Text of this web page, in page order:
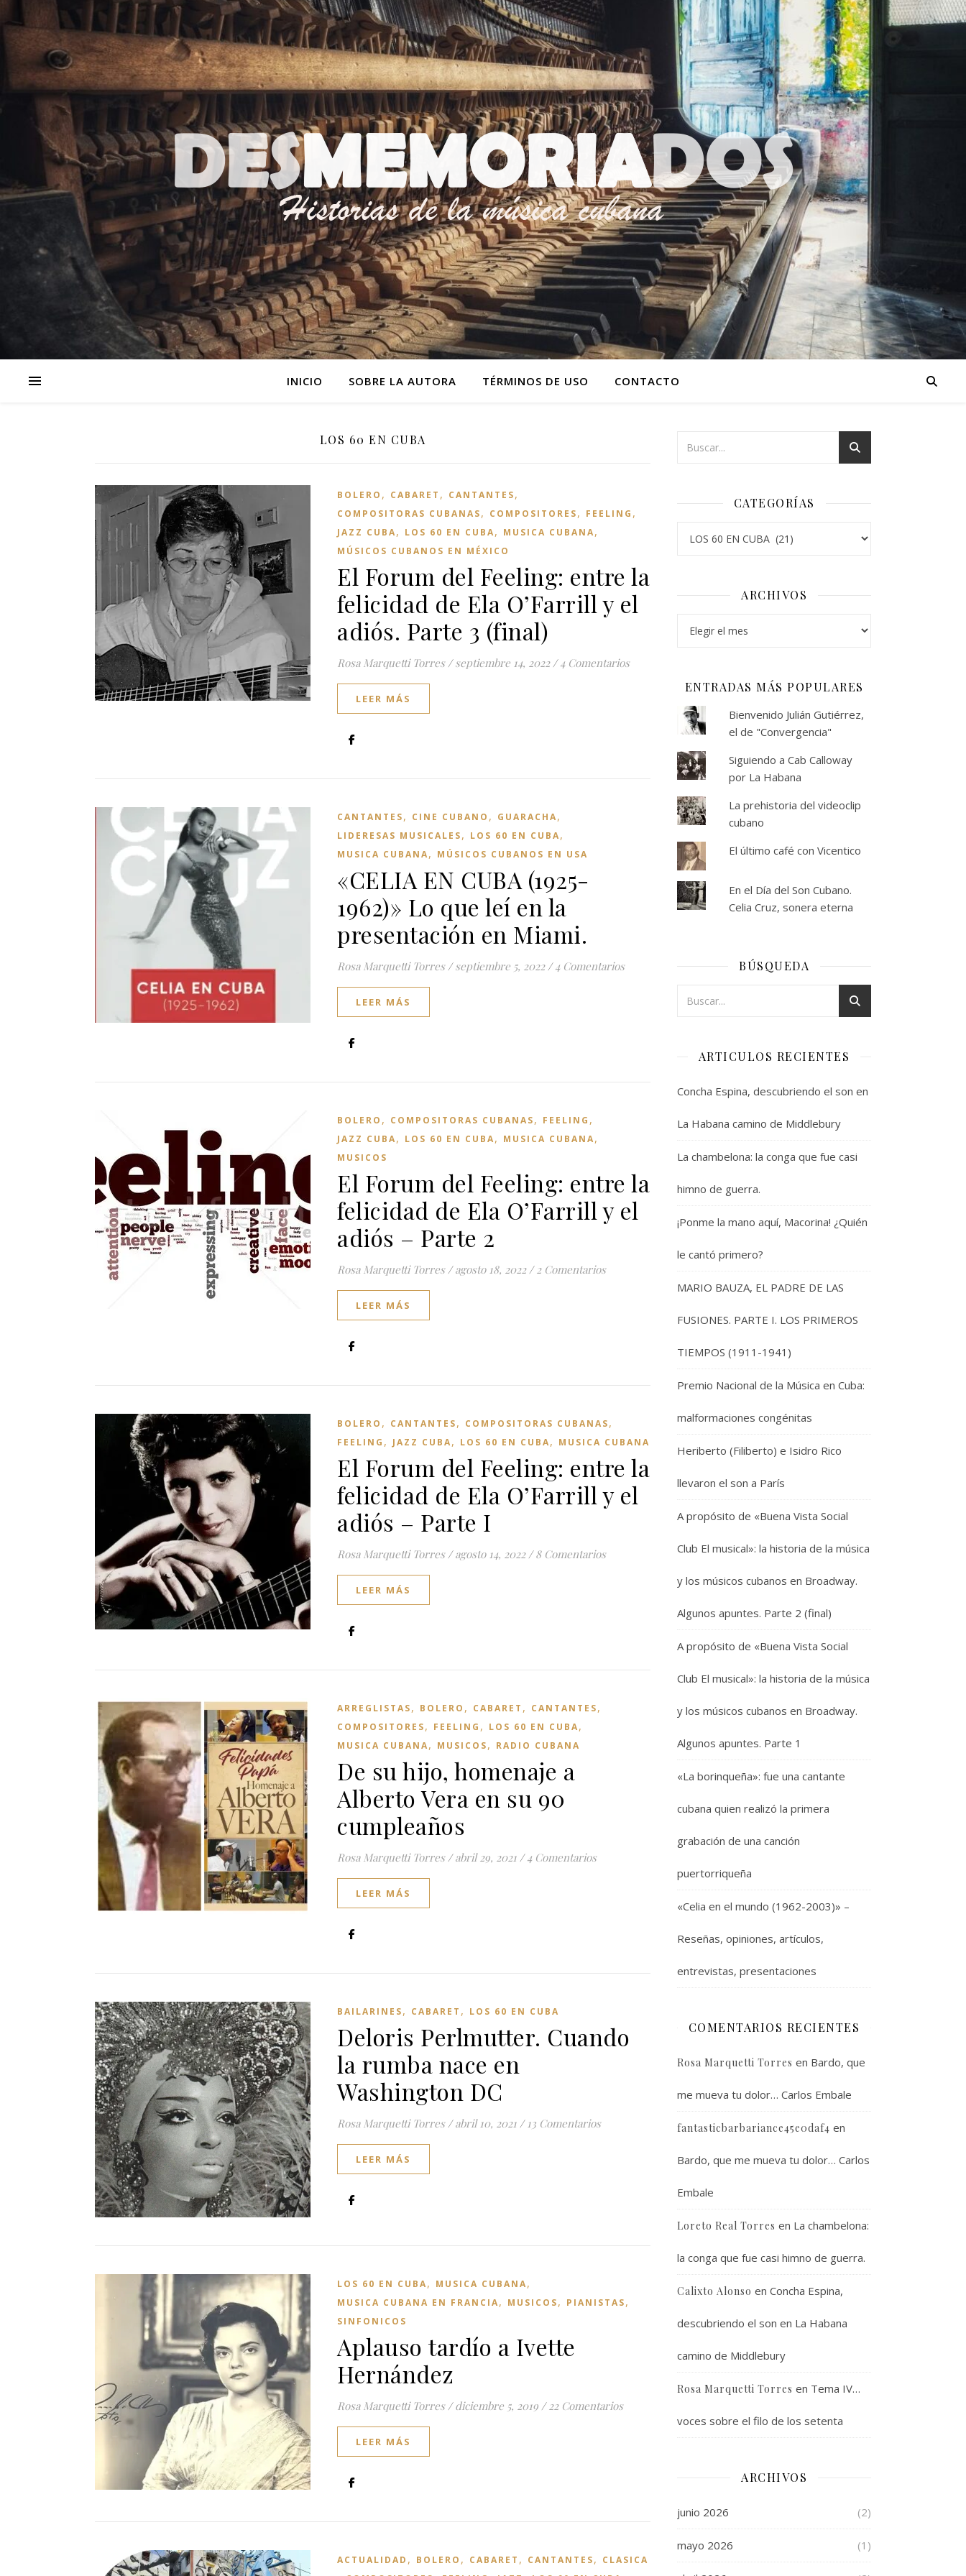
INICIO SOBRE LA AUTORA TÉRMINOS DE USO CONTACTO
LOS 60 EN CUBA
BOLERO , CABARET , CANTANTES,
COMPOSITORAS CUBANAS, COMPOSITORES, FEELING ,
JAZZ CUBA, LOS 60 EN CUBA, MUSICA CUBANA,
MÚSICOS CUBANOS EN MÉXICO
El Forum del Feeling: entre la
felicidad de Ela O’Farrill y el
adiós. Parte 3 (final)
Rosa Marquetti Torres / septiembre 14, 2022 / 4 Comentarios
LEER MÁS
CANTANTES, CINE CUBANO , GUARACHA,
LIDERESAS MUSICALES, LOS 60 EN CUBA,
MUSICA CUBANA, MÚSICOS CUBANOS EN USA
«CELIA EN CUBA (1925-
1962)» Lo que leí en la
presentación en Miami.
Rosa Marquetti Torres / septiembre 5, 2022 / 4 Comentarios
LEER MÁS
BOLERO , COMPOSITORAS CUBANAS, FEELING ,
JAZZ CUBA, LOS 60 EN CUBA, MUSICA CUBANA,
MUSICOS
El Forum del Feeling: entre la
felicidad de Ela O’Farrill y el
adiós – Parte 2
Rosa Marquetti Torres / agosto 18, 2022 / 2 Comentarios
LEER MÁS
BOLERO , CANTANTES, COMPOSITORAS CUBANAS,
FEELING , JAZZ CUBA, LOS 60 EN CUBA, MUSICA CUBANA
El Forum del Feeling: entre la
felicidad de Ela O’Farrill y el
adiós – Parte I
Rosa Marquetti Torres / agosto 14, 2022 / 8 Comentarios
LEER MÁS
ARREGLISTAS, BOLERO , CABARET , CANTANTES,
COMPOSITORES, FEELING , LOS 60 EN CUBA,
MUSICA CUBANA, MUSICOS, RADIO CUBANA
De su hijo, homenaje a
Alberto Vera en su 90
cumpleaños
Rosa Marquetti Torres / abril 29, 2021 / 4 Comentarios
LEER MÁS
BAILARINES, CABARET , LOS 60 EN CUBA
Deloris Perlmutter. Cuando
la rumba nace en
Washington DC
Rosa Marquetti Torres / abril 10, 2021 / 13 Comentarios
LEER MÁS
LOS 60 EN CUBA, MUSICA CUBANA,
MUSICA CUBANA EN FRANCIA, MUSICOS, PIANISTAS,
SINFONICOS
Aplauso tardío a Ivette
Hernández
Rosa Marquetti Torres / diciembre 5, 2019 / 22 Comentarios
LEER MÁS
ACTUALIDAD , BOLERO , CABARET , CANTANTES, CLASICA
CATEGORÍAS
ARCHIVOS
ENTRADAS MÁS POPULARES
Bienvenido Julián Gutiérrez,
el de "Convergencia"
Siguiendo a Cab Calloway
por La Habana
La prehistoria del videoclip
cubano
El último café con Vicentico
En el Día del Son Cubano.
Celia Cruz, sonera eterna
BÚSQUEDA
ARTICULOS RECIENTES
Concha Espina, descubriendo el son en
La Habana camino de Middlebury
La chambelona: la conga que fue casi
himno de guerra.
¡Ponme la mano aquí, Macorina! ¿Quién
le cantó primero?
MARIO BAUZA, EL PADRE DE LAS
FUSIONES. PARTE I. LOS PRIMEROS
TIEMPOS (1911-1941)
Premio Nacional de la Música en Cuba:
malformaciones congénitas
Heriberto (Filiberto) e Isidro Rico
llevaron el son a París
A propósito de «Buena Vista Social
Club El musical»: la historia de la música
y los músicos cubanos en Broadway.
Algunos apuntes. Parte 2 (final)
A propósito de «Buena Vista Social
Club El musical»: la historia de la música
y los músicos cubanos en Broadway.
Algunos apuntes. Parte 1
«La borinqueña»: fue una cantante
cubana quien realizó la primera
grabación de una canción
puertorriqueña
«Celia en el mundo (1962-2003)» –
Reseñas, opiniones, artículos,
entrevistas, presentaciones
COMENTARIOS RECIENTES
Rosa Marquetti Torres en Bardo, que
me mueva tu dolor… Carlos Embale
fantasticbarbariance45e0daf4 en
Bardo, que me mueva tu dolor… Carlos
Embale
Loreto Real Torres en La chambelona:
la conga que fue casi himno de guerra.
Calixto Alonso en Concha Espina,
descubriendo el son en La Habana
camino de Middlebury
Rosa Marquetti Torres en Tema IV…
voces sobre el filo de los setenta
ARCHIVOS
junio 2026 (2)
mayo 2026 (1)